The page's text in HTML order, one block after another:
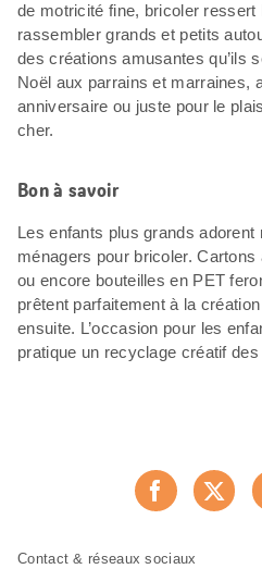
de motricité fine, bricoler ressert
rassembler grands et petits
des créations amusantes qu’ils
Noël aux parrains et marraines,
anniversaire ou juste pour le
cher.
Bon à savoir
Les enfants plus grands
ménagers pour bricoler.
ou encore bouteilles en PET
prêtent parfaitement à la
ensuite. L’occasion pour les
pratique un recyclage créatif
Pied
Navigation
Contact & réseaux sociaux